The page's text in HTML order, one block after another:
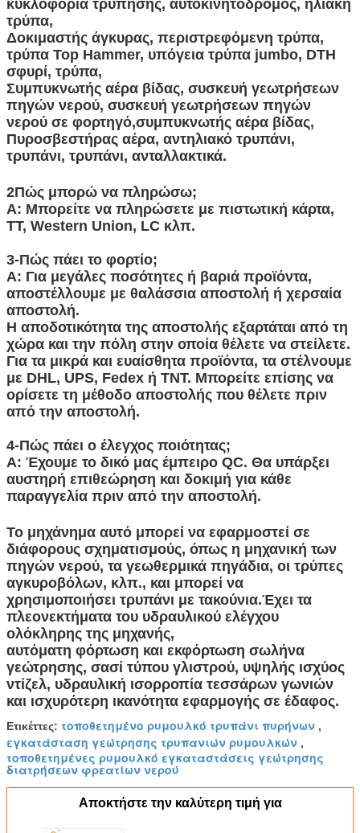
κυκλοφορία τρύπησης, αυτοκινητόδρομος, ηλιακή
τρύπα,
Δοκιμαστής άγκυρας, περιστρεφόμενη τρύπα,
τρύπα Top Hammer, υπόγεια τρύπα jumbo, DTH
σφυρί, τρύπα,
Συμπυκνωτής αέρα βίδας, συσκευή γεωτρήσεων
πηγών νερού, συσκευή γεωτρήσεων πηγών
νερού σε φορτηγό,συμπυκνωτής αέρα βίδας,
Πυροσβεστήρας αέρα, αντηλιακό τρυπάνι,
τρυπάνι, τρυπάνι, ανταλλακτικά.
2Πώς μπορώ να πληρώσω;
Α: Μπορείτε να πληρώσετε με πιστωτική κάρτα,
TT, Western Union, LC κλπ.
3-Πώς πάει το φορτίο;
Α: Για μεγάλες ποσότητες ή βαριά προϊόντα,
αποστέλλουμε με θαλάσσια αποστολή ή χερσαία
αποστολή.
Η αποδοτικότητα της αποστολής εξαρτάται από τη
χώρα και την πόλη στην οποία θέλετε να στείλετε.
Για τα μικρά και ευαίσθητα προϊόντα, τα στέλνουμε
με DHL, UPS, Fedex ή TNT. Μπορείτε επίσης να
ορίσετε τη μέθοδο αποστολής που θέλετε πριν
από την αποστολή.
4-Πώς πάει ο έλεγχος ποιότητας;
Α: Έχουμε το δικό μας έμπειρο QC. Θα υπάρξει
αυστηρή επιθεώρηση και δοκιμή για κάθε
παραγγελία πριν από την αποστολή.
Το μηχάνημα αυτό μπορεί να εφαρμοστεί σε
διάφορους σχηματισμούς, όπως η μηχανική των
πηγών νερού, τα γεωθερμικά πηγάδια, οι τρύπες
αγκυροβόλων, κλπ., και μπορεί να
χρησιμοποιήσει τρυπάνι με τακούνια.Έχει τα
πλεονεκτήματα του υδραυλικού ελέγχου
ολόκληρης της μηχανής,
αυτόματη φόρτωση και εκφόρτωση σωλήνα
γεώτρησης, σασί τύπου γλιστρού, υψηλής ισχύος
ντίζελ, υδραυλική ισορροπία τεσσάρων γωνιών
και ισχυρότερη ικανότητα εφαρμογής σε έδαφος.
Ετικέττες: τοποθετημένο ρυμουλκό τρυπάνι πυρήνων ,
εγκατάσταση γεώτρησης τρυπανιών ρυμουλκών ,
τοποθετημένες ρυμουλκό εγκαταστάσεις γεώτρησης
διατρήσεων φρεατίων νερού
Αποκτήστε την καλύτερη τιμή για